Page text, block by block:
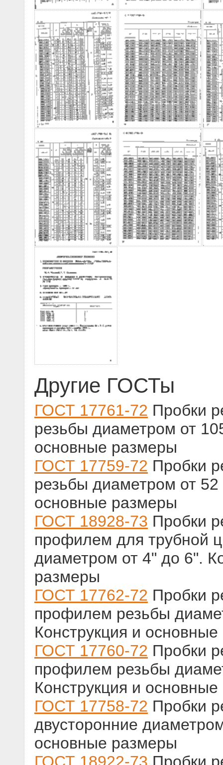
Другие ГОСТы
ГОСТ 17761-72 Пробки
резьбы диаметром от
основные размеры
ГОСТ 17759-72 Пробки
резьбы диаметром от
основные размеры
ГОСТ 18928-73 Пробки
профилем для трубной
диаметром от 4" до 6".
размеры
ГОСТ 17762-72 Пробки
профилем резьбы
Конструкция и
ГОСТ 17760-72 Пробки
профилем резьбы
Конструкция и
ГОСТ 17758-72 Пробки
двусторонние
основные размеры